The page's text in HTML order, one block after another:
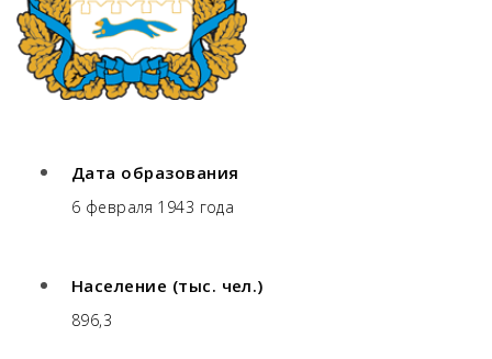
Дата образования
6 февраля 1943 года
Население (тыс. чел.)
896,3